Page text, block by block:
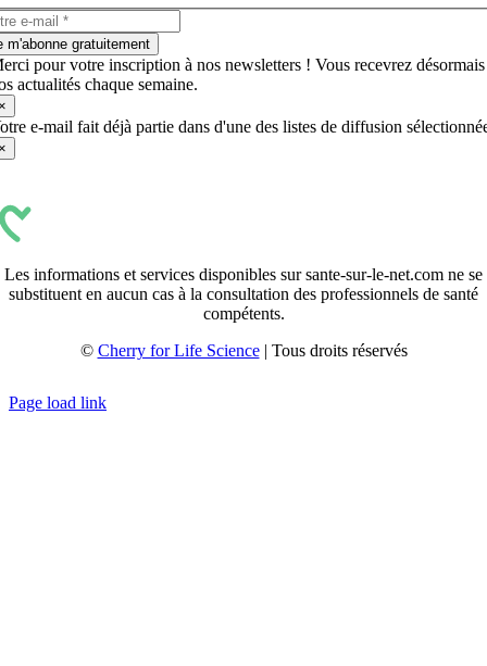
m'abonne gratuitement
pour votre inscription à nos newsletters ! Vous recevrez désormais
actualités chaque semaine.
e-mail fait déjà partie dans d'une des listes de diffusion
Les informations et services disponibles sur sante-sur-le-net.com ne se
substituent en aucun cas à la consultation des professionnels de santé
compétents.
© Cherry for Life Science| Tous droits réservés
Page load link